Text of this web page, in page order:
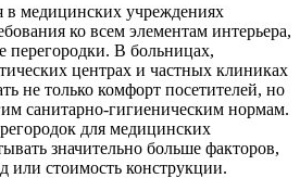
медицинских учреждениях
ко всем элементам интерьера,
перегородки. В больницах,
центрах и частных клиниках
не только комфорт посетителей, но
санитарно-гигиеническим нормам.
для медицинских
значительно больше факторов,
или стоимость конструкции.